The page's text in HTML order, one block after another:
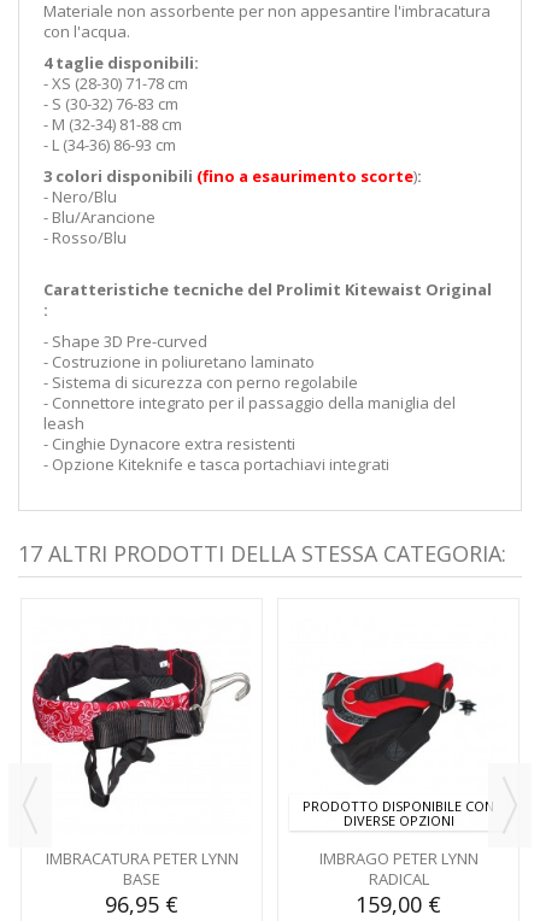
Materiale non assorbente per non appesantire l'imbracatura
con l'acqua.
4 taglie disponibili:
- XS (28-30) 71-78 cm
- S (30-32) 76-83 cm
- M (32-34) 81-88 cm
- L (34-36) 86-93 cm
3 colori disponibili (fino a esaurimento scorte):
- Nero/Blu
- Blu/Arancione
- Rosso/Blu
Caratteristiche tecniche del Prolimit Kitewaist Original
:
- Shape 3D Pre-curved
- Costruzione in poliuretano laminato
- Sistema di sicurezza con perno regolabile
- Connettore integrato per il passaggio della maniglia del
leash
- Cinghie Dynacore extra resistenti
- Opzione Kiteknife e tasca portachiavi integrati
17 ALTRI PRODOTTI DELLA STESSA CATEGORIA:
IMBRACATURA PETER LYNN
BASE
96,95 €
PRODOTTO DISPONIBILE CON
DIVERSE OPZIONI
IMBRAGO PETER LYNN
RADICAL
159,00 €